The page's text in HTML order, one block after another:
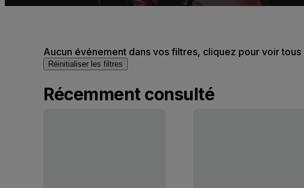
Aucun événement dans vos filtres, cliquez pour voir tous
Réinitialiser les filtres
Récemment consulté